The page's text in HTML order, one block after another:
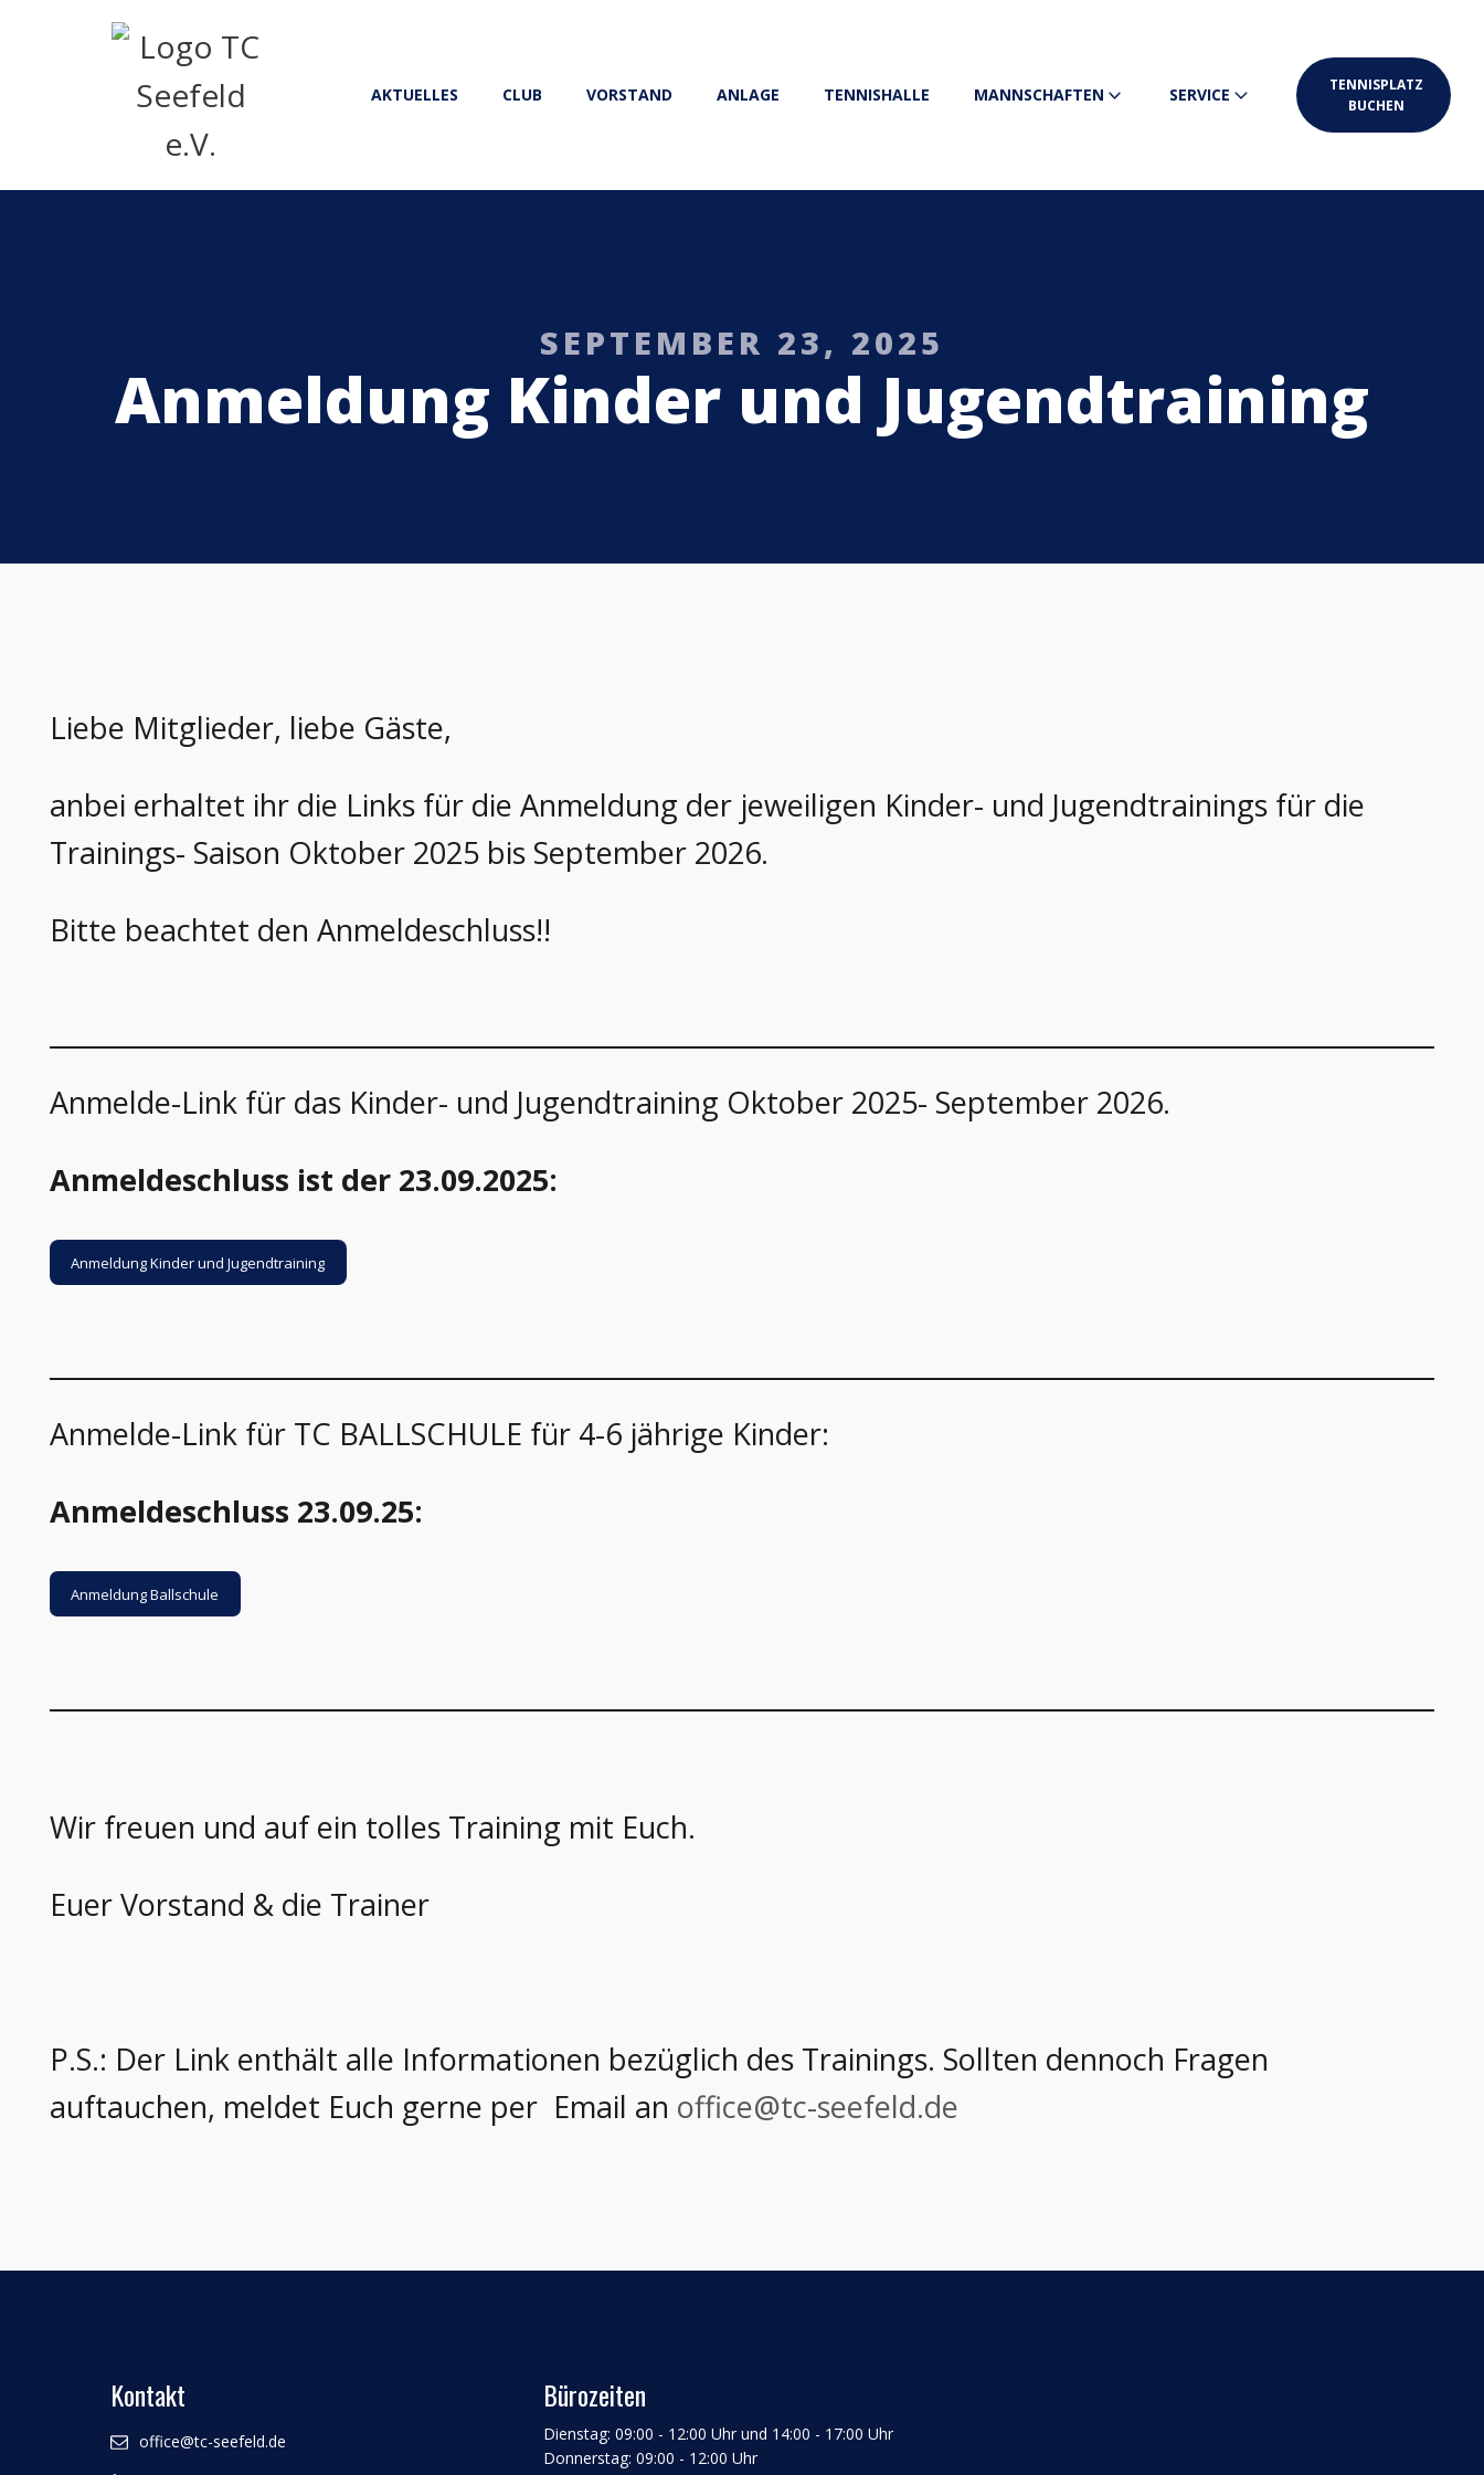
AKTUELLES CLUB VORSTAND ANLAGE TENNISHALLE MANNSCHAFTEN SERVICE
TENNISPLATZ
BUCHEN
SEPTEMBER 23, 2025
Anmeldung Kinder und Jugendtraining
Liebe Mitglieder, liebe Gäste,
anbei erhaltet ihr die Links für die Anmeldung der jeweiligen Kinder- und Jugendtrainings für die
Trainings- Saison Oktober 2025 bis September 2026.
Bitte beachtet den Anmeldeschluss!!
Anmelde-Link für das Kinder- und Jugendtraining Oktober 2025- September 2026.
Anmeldeschluss ist der 23.09.2025:
Anmeldung Kinder und Jugendtraining
Anmelde-Link für TC BALLSCHULE für 4-6 jährige Kinder:
Anmeldeschluss 23.09.25:
Anmeldung Ballschule
Wir freuen und auf ein tolles Training mit Euch.
Euer Vorstand & die Trainer
P.S.: Der Link enthält alle Informationen bezüglich des Trainings. Sollten dennoch Fragen
auftauchen, meldet Euch gerne per Email an office@tc-seefeld.de
Kontakt
office@tc-seefeld.de
Bürozeiten
Dienstag: 09:00 - 12:00 Uhr und 14:00 - 17:00 Uhr
Donnerstag: 09:00 - 12:00 Uhr